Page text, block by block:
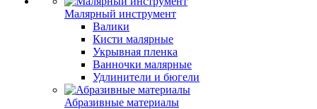
Малярный инструмент
Валики
Кисти малярные
Укрывная пленка
Ванночки малярные
Удлинители и бюгели
Абразивные материалы